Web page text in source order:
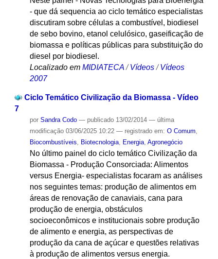
- que dá sequencia ao ciclo temático especialistas
discutiram sobre células a combustível, biodiesel
de sebo bovino, etanol celulósico, gaseificação de
biomassa e políticas públicas para substituição do
diesel por biodiesel.
Localizado em MIDIATECA /Vídeos /Vídeos
2007
Ciclo Temático Civilização da Biomassa - Vídeo
7
por Sandra Codo — publicado13/02/2014 — última
modificação03/06/2025 10:22 — registrado em: O Comum,
Biocombustíveis, Biotecnologia, Energia, Agronegócio
No último painel do ciclo temático Civilização da
Biomassa - Produção Consorciada: Alimentos
versus Energia- especialistas focaram as análises
nos seguintes temas: produção de alimentos em
áreas de renovação de canaviais, cana para
produção de energia, obstáculos
socioeconômicos e institucionais sobre produção
de alimento e energia, as perspectivas de
produção da cana de açúcar e questões relativas
à produção de alimentos versus energia.